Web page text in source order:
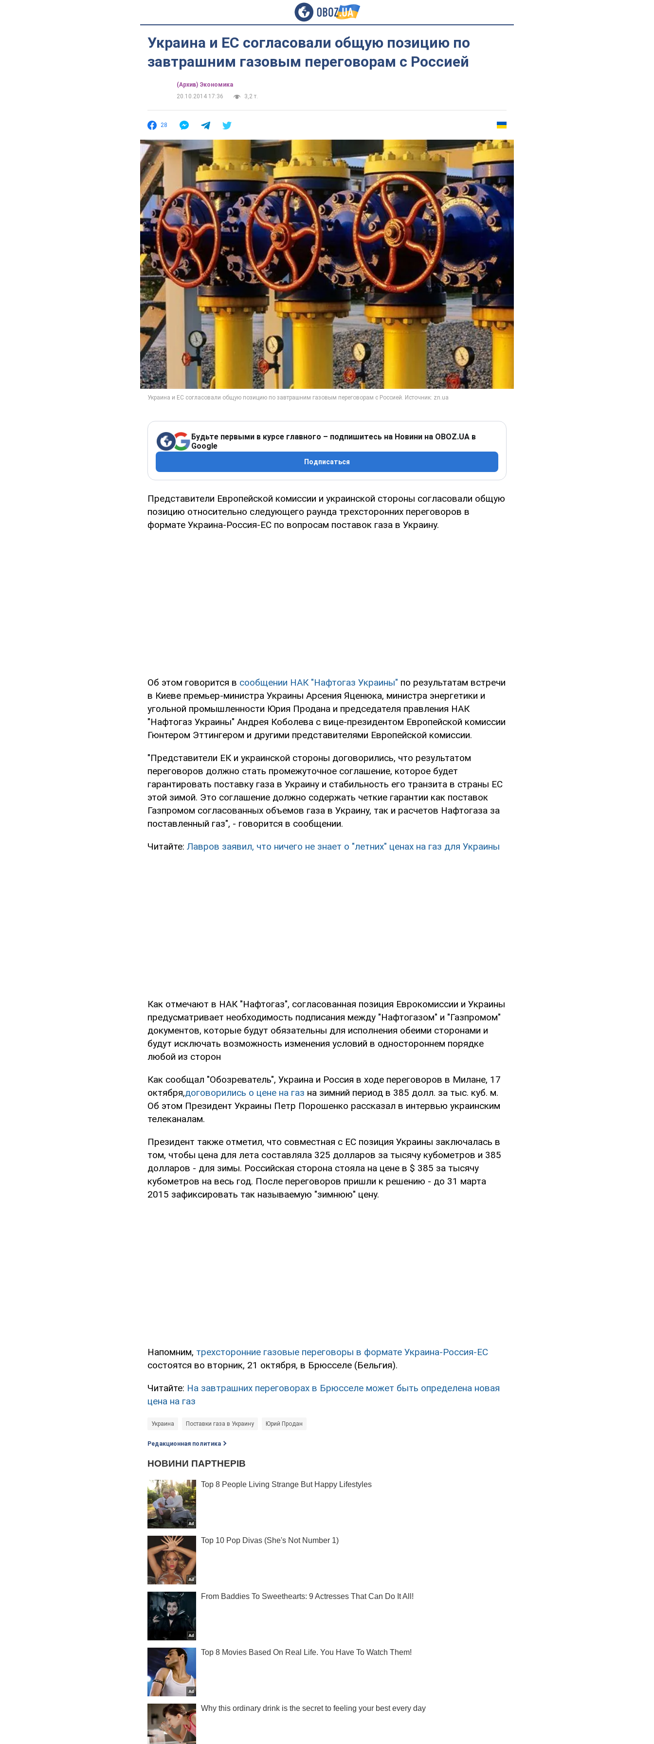
Украина и ЕС согласовали общую позицию по
завтрашним газовым переговорам с Россией
(Архив) Экономика
20.10.2014 17:36
3,2 т.
28
Будьте первыми в курсе главного – подпишитесь на Новини на OBOZ.UA в
Google
Подписаться
Представители Европейской комиссии и украинской стороны согласовали общую
позицию относительно следующего раунда трехсторонних переговоров в
формате Украина-Россия-ЕС по вопросам поставок газа в Украину.
Об этом говорится в сообщении НАК "Нафтогаз Украины" по результатам встречи
в Киеве премьер-министра Украины Арсения Яценюка, министра энергетики и
угольной промышленности Юрия Продана и председателя правления НАК
"Нафтогаз Украины" Андрея Коболева с вице-президентом Европейской комиссии
Гюнтером Эттингером и другими представителями Европейской комиссии.
"Представители ЕК и украинской стороны договорились, что результатом
переговоров должно стать промежуточное соглашение, которое будет
гарантировать поставку газа в Украину и стабильность его транзита в страны ЕС
этой зимой. Это соглашение должно содержать четкие гарантии как поставок
Газпромом согласованных объемов газа в Украину, так и расчетов Нафтогаза за
поставленный газ", - говорится в сообщении.
Читайте: Лавров заявил, что ничего не знает о "летних" ценах на газ для Украины
Как отмечают в НАК "Нафтогаз", согласованная позиция Еврокомиссии и Украины
предусматривает необходимость подписания между "Нафтогазом" и "Газпромом"
документов, которые будут обязательны для исполнения обеими сторонами и
будут исключать возможность изменения условий в одностороннем порядке
любой из сторон
Как сообщал "Обозреватель", Украина и Россия в ходе переговоров в Милане, 17
октября,договорились о цене на газ на зимний период в 385 долл. за тыс. куб. м.
Об этом Президент Украины Петр Порошенко рассказал в интервью украинским
телеканалам.
Президент также отметил, что совместная с ЕС позиция Украины заключалась в
том, чтобы цена для лета составляла 325 долларов за тысячу кубометров и 385
долларов - для зимы. Российская сторона стояла на цене в $ 385 за тысячу
кубометров на весь год. После переговоров пришли к решению - до 31 марта
2015 зафиксировать так называемую "зимнюю" цену.
Напомним, трехсторонние газовые переговоры в формате Украина-Россия-ЕС
состоятся во вторник, 21 октября, в Брюсселе (Бельгия).
Читайте: На завтрашних переговорах в Брюсселе может быть определена новая
цена на газ
Украина Поставки газа в Украину Юрий Продан
Редакционная политика